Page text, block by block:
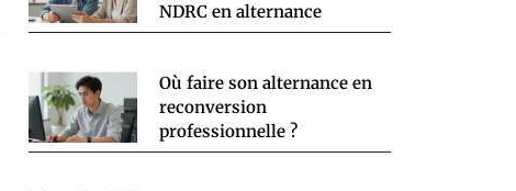
NDRC en alternance
Où faire son alternance en
reconversion
professionnelle ?